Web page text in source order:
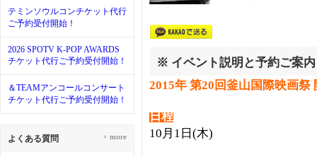
テミンソウルコンチケット代行
ご予約受付開始！
2026 SPOTV K-POP AWARDS
チケット代行ご予約受付開始！
＆TEAMアンコールコンサート
チケット代行ご予約受付開始！
よくある質問 › more
※ イベント説明と予約ご案内
2015年 第20回釜山国際映画祭
日程
10月1日(木)